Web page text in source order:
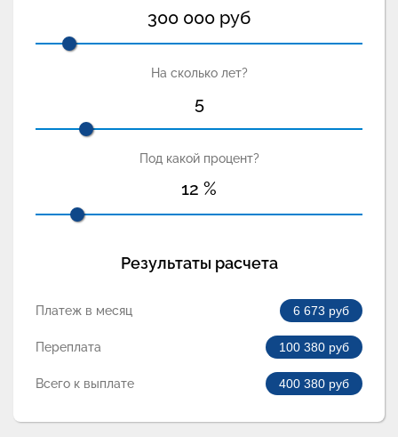
300 000 руб
На сколько лет?
5
Под какой процент?
12 %
Результаты расчета
Платеж в месяц 6 673 руб
Переплата 100 380 руб
Всего к выплате 400 380 руб